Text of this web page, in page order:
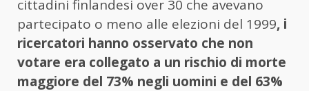
cittadini finlandesi over 30 che avevano
partecipato o meno alle elezioni del 1999, i
ricercatori hanno osservato che non
votare era collegato a un rischio di morte
maggiore del 73% negli uomini e del 63%